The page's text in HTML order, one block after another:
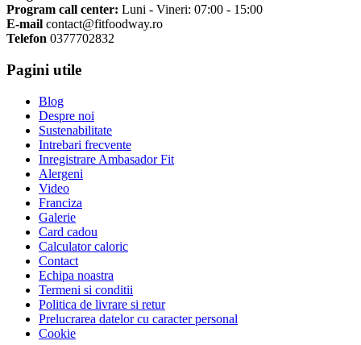
Program call center: Luni - Vineri: 07:00 - 15:00
E-mail contact@fitfoodway.ro
Telefon 0377702832
Pagini utile
Blog
Despre noi
Sustenabilitate
Intrebari frecvente
Inregistrare Ambasador Fit
Alergeni
Video
Franciza
Galerie
Card cadou
Calculator caloric
Contact
Echipa noastra
Termeni si conditii
Politica de livrare si retur
Prelucrarea datelor cu caracter personal
Cookie